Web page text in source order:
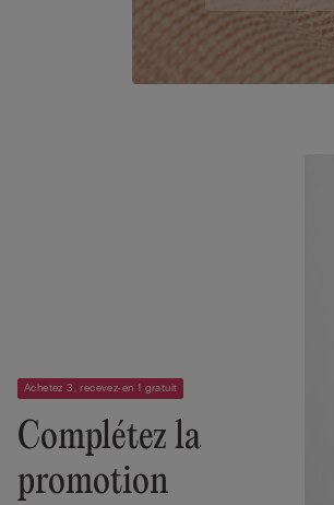
Achetez 3, recevez-en 1 gratuit
Complétez la
promotion